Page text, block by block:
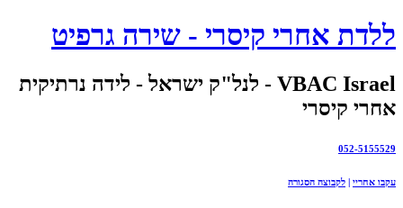
ללדת אחרי קיסרי - שירה גרפיט
VBAC Israel - לנל"ק ישראל - לידה נרתיקית
אחרי קיסרי
052-5155529
עקבו אחריי | לקבוצה הסגורה